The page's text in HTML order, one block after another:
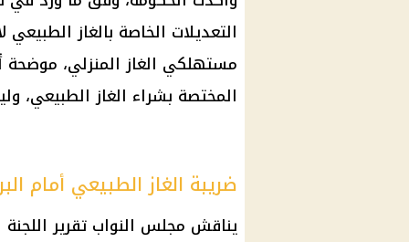
التعديلات الخاصة بالغاز
مستهلكي الغاز المنزلي، موضحة
المختصة بشراء الغاز الطبيعي،
ضريبة الغاز الطبيعي أمام
يناقش مجلس النواب تقرير